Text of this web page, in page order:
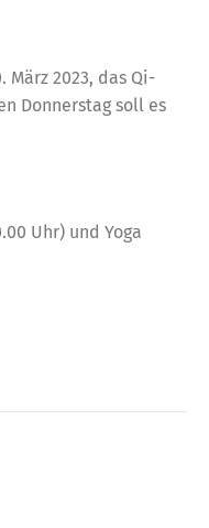
2023, das Qi-
Donnerstag soll es
Uhr) und Yoga